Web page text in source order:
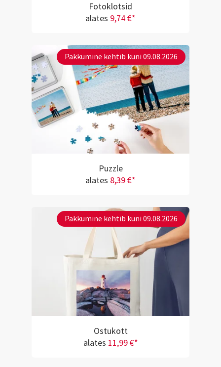
Fotoklotsid
alates 9,74 €*
Pakkumine kehtib kuni 09.08.2026
Puzzle
alates 8,39 €*
Pakkumine kehtib kuni 09.08.2026
Ostukott
alates 11,99 €*